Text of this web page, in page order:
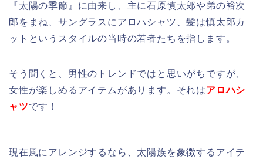
『太陽の季節』に由来し、主に石原慎太郎や弟の裕次
郎をまね、サングラスにアロハシャツ、髪は慎太郎カ
ットというスタイルの当時の若者たちを指します。
そう聞くと、男性のトレンドではと思いがちですが、
女性が楽しめるアイテムがあります。それはアロハシ
ャツです！
現在風にアレンジするなら、太陽族を象徴するアイテ